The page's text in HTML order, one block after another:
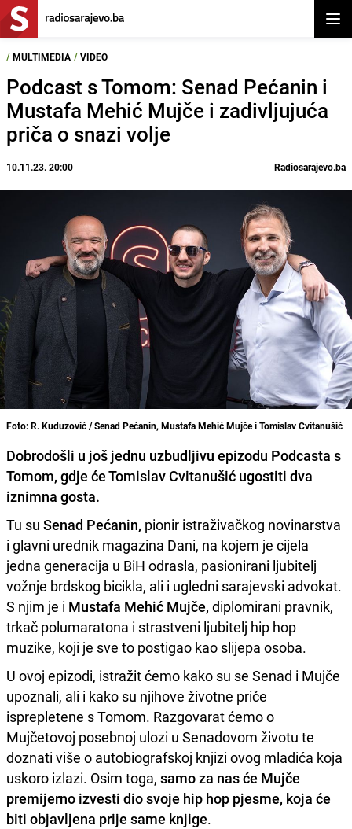
/ MULTIMEDIA / VIDEO
Podcast s Tomom: Senad Pećanin i
Mustafa Mehić Mujče i zadivljujuća
priča o snazi volje
10.11.23. 20:00 Radiosarajevo.ba
Foto: R. Kuduzović / Senad Pećanin, Mustafa Mehić Mujče i Tomislav Cvitanušić
Dobrodošli u još jednu uzbudljivu epizodu Podcasta s
Tomom, gdje će Tomislav Cvitanušić ugostiti dva
iznimna gosta.
Tu su Senad Pećanin, pionir istraživačkog novinarstva
i glavni urednik magazina Dani, na kojem je cijela
jedna generacija u BiH odrasla, pasionirani ljubitelj
vožnje brdskog bicikla, ali i ugledni sarajevski advokat.
S njim je i Mustafa Mehić Mujče, diplomirani pravnik,
trkač polumaratona i strastveni ljubitelj hip hop
muzike, koji je sve to postigao kao slijepa osoba.
U ovoj epizodi, istražit ćemo kako su se Senad i Mujče
upoznali, ali i kako su njihove životne priče
isprepletene s Tomom. Razgovarat ćemo o
Mujčetovoj posebnoj ulozi u Senadovom životu te
doznati više o autobiografskoj knjizi ovog mladića koja
uskoro izlazi. Osim toga, samo za nas će Mujče
premijerno izvesti dio svoje hip hop pjesme, koja će
biti objavljena prije same knjige.